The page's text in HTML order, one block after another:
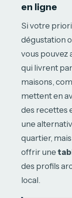
en ligne
Si votre
dégustation
vous pouvez
qui livrent
maisons,
mettent en
des recettes
une
quartier,
offrir une
des profils
local.